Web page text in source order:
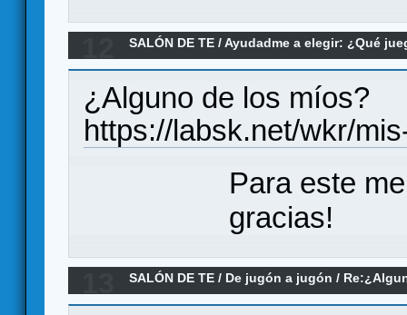
SALÓN DE TE /Ayudadme a elegir: ¿Qué
¿Alguno de los míos?
https://labsk.net/wkr/
Para este
gracias!
SALÓN DE TE / De jugón a jugón /